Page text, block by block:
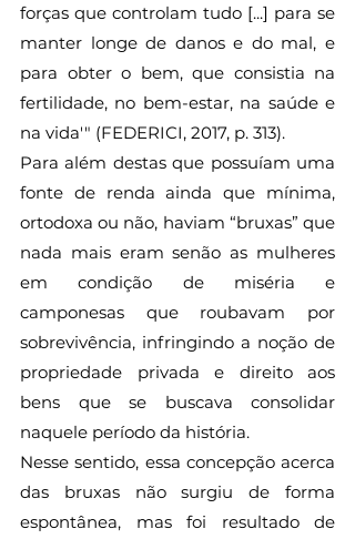
forças que controlam tudo [...] para se
manter longe de danos e do mal, e
para obter o bem, que consistia na
fertilidade, no bem-estar, na saúde e
na vida'" (FEDERICI, 2017, p. 313).
Para além destas que possuíam uma
fonte de renda ainda que mínima,
ortodoxa ou não, haviam “bruxas” que
nada mais eram senão as mulheres
em condição de miséria e
camponesas que roubavam por
sobrevivência, infringindo a noção de
propriedade privada e direito aos
bens que se buscava consolidar
naquele período da história.
Nesse sentido, essa concepção acerca
das bruxas não surgiu de forma
espontânea, mas foi resultado de